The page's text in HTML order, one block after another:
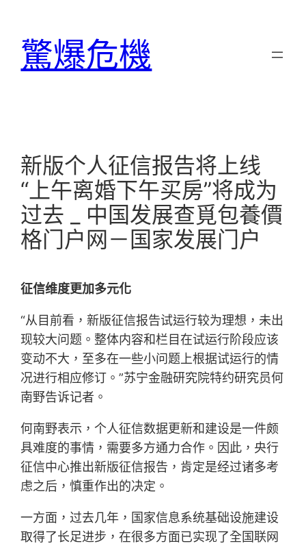
驚爆危機
新版个人征信报告将上线
“上午离婚下午买房”将成为
过去 _ 中国发展查覓包養價
格门户网－国家发展门户
征信维度更加多元化
“从目前看，新版征信报告试运行较为理想，未出
现较大问题。整体内容和栏目在试运行阶段应该
变动不大，至多在一些小问题上根据试运行的情
况进行相应修订。”苏宁金融研究院特约研究员何
南野告诉记者。
何南野表示，个人征信数据更新和建设是一件颇
具难度的事情，需要多方通力合作。因此，央行
征信中心推出新版征信报告，肯定是经过诸多考
虑之后，慎重作出的决定。
一方面，过去几年，国家信息系统基础设施建设
取得了长足进步，在很多方面已实现了全国联网